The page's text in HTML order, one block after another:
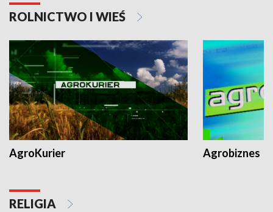
ROLNICTWO I WIEŚ
AgroKurier Agrobiznes
RELIGIA